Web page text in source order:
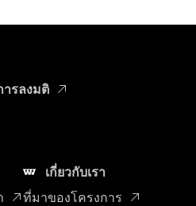
ารลงมติ
เกี่ยวกับเรา
ที่มาของโครงการ